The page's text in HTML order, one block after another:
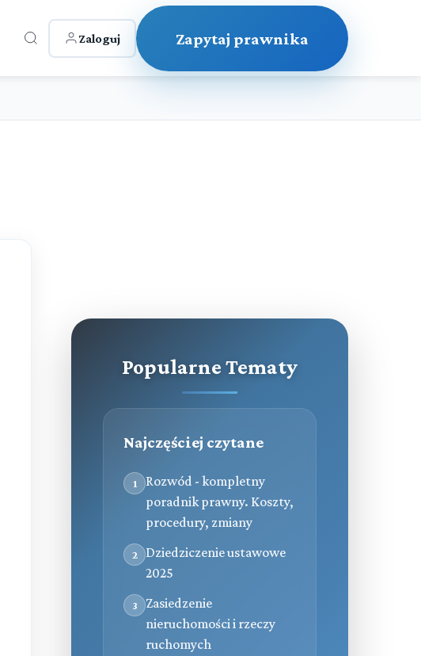
Zaloguj Zapytaj prawnika
Popularne Tematy
Najczęściej czytane
1
Rozwód - kompletny
poradnik prawny. Koszty,
procedury, zmiany
2
Dziedziczenie ustawowe
2025
3
Zasiedzenie
nieruchomości i rzeczy
ruchomych